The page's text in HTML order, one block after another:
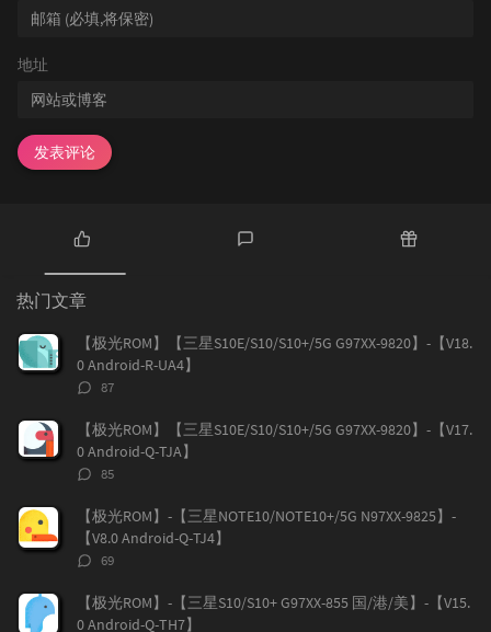
地址
发表评论
热
门
文
章
论
章
热门文章
【极光ROM】【三星S10E/S10/S10+/5G G97XX-9820】-【V18.
0 Android-R-UA4】
评
数：
87
【极光ROM】【三星S10E/S10/S10+/5G G97XX-9820】-【V17.
0 Android-Q-TJA】
评
数：
85
【极光ROM】-【三星NOTE10/NOTE10+/5G N97XX-9825】-
【V8.0 Android-Q-TJ4】
评
数：
69
【极光ROM】-【三星S10/S10+ G97XX-855 国/港/美】-【V15.
0 Android-Q-TH7】